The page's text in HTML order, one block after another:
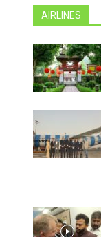
AIRLINES